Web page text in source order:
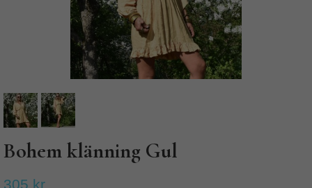
Bohem klänning Gul
305 kr